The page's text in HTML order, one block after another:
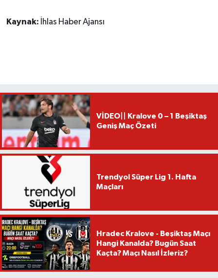
Kaynak: İhlas Haber Ajansı
VİDEO|| Kralove 0 – 1 Beşiktaş
Geniş Maç Özeti
Trendyol Süper Lig 1. Hafta
Maçları
Hradec Kralove - Beşiktaş Maçı
Hangi Kanalda? Bugün Saat
Kaçta? Maçı Nasıl İzleriz?